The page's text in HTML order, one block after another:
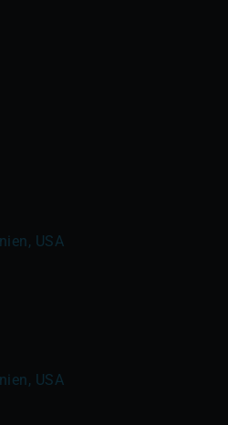
USA
USA